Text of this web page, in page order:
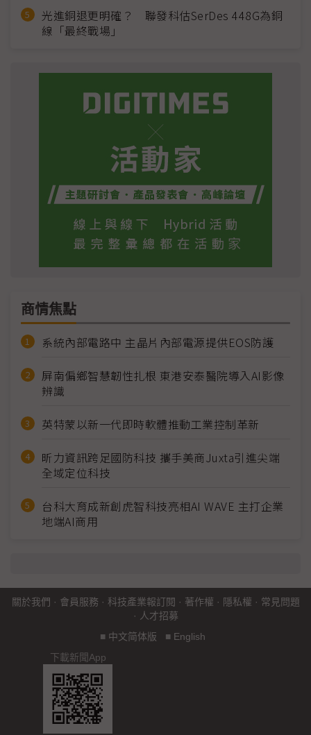
光進銅退更明確？ 聯發科估SerDes 448G為銅
線「最終戰場」
商情焦點
系統內部電路中 主晶片內部電源提供EOS防護
屏南偏鄉智慧韌性扎根 東港安泰醫院導入AI影像
辨識
英特蒙以新一代即時軟體推動工業控制革新
昕力資訊跨足國防科技 攜手美商Juxta引進尖端
全域定位科技
台科大育成新創虎智科技亮相AI WAVE 主打企業
地端AI商用
關於我們 · 會員服務 · 科技產業報訂閱 · 著作權 · 隱私權 · 常見問題
· 人才招募
■ 中文简体版 ■ English
下載新聞App